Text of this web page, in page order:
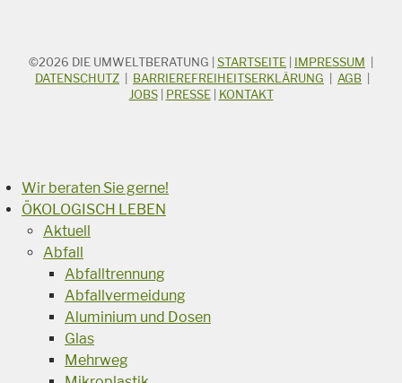
STICHWORTSUCHE
Suchbegriff
©2026 DIE UMWELTBERATUNG STARTSEITE IMPRESSUM
DATENSCHUTZ
BARRIEREFREIHEITSERKLÄRUNG AGB
JOBS| PRESSE| KONTAKT
Wir beraten Sie gerne!
ÖKOLOGISCH LEBEN
Aktuell
Abfall
Abfalltrennung
Abfallvermeidung
Aluminium und Dosen
Glas
Mehrweg